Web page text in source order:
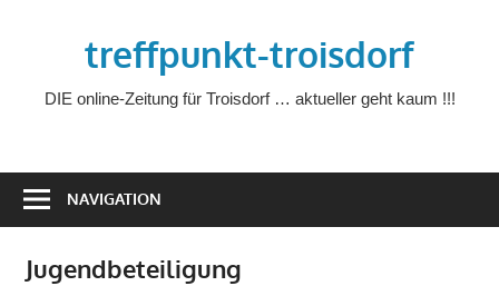
treffpunkt-troisdorf
DIE online-Zeitung für Troisdorf … aktueller geht kaum !!!
NAVIGATION
Jugendbeteiligung